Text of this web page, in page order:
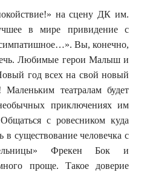
на сцену ДК им.
в мире привидение с
Вы, конечно,
Любимые герои Малыш и
год всех на свой новый
Маленьким театралам будет
приключениях им
с ровесником куда
существование человечка с
Фрекен Бок и
проще. Такое доверие